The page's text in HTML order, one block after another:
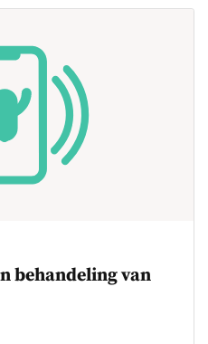
behandeling van